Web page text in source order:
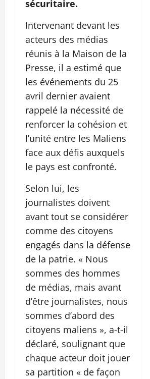
sécuritaire.
Intervenant devant les
acteurs des médias
réunis à la Maison de la
Presse, il a estimé que
les événements du 25
avril dernier avaient
rappelé la nécessité de
renforcer la cohésion et
l’unité entre les Maliens
face aux défis auxquels
le pays est confronté.
Selon lui, les
journalistes doivent
avant tout se considérer
comme des citoyens
engagés dans la défense
de la patrie. « Nous
sommes des hommes
de médias, mais avant
d’être journalistes, nous
sommes d’abord des
citoyens maliens », a-t-il
déclaré, soulignant que
chaque acteur doit jouer
sa partition « de façon